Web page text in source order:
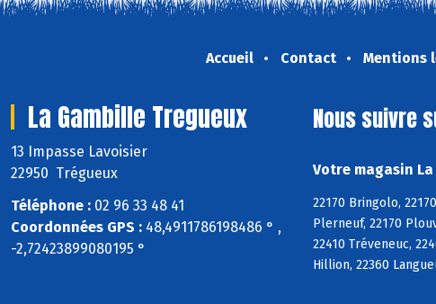
Accueil Contact Mentions
La Gambille Tregueux
13 Impasse Lavoisier
22950 Trégueux
Téléphone : 02 96 33 48 41
Coordonnées GPS : 48,4911786198486 ° ,
-2,72423899080195 °
Nous suivre
Votre magasin
22170 Bringolo,
Plerneuf, 22170
22410 Tréveneuc,
Hillion, 22360